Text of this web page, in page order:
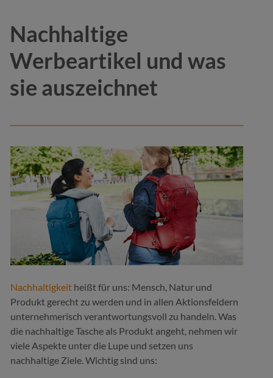
Farbe
dunkelgrün
marine
mittelgrau
schwarz
beige
gelb
marine
oliv
+ 1
Nachhaltige
Werbeartikel und was
sie auszeichnet
Nachhaltigkeit heißt für uns: Mensch, Natur und
Produkt gerecht zu werden und in allen Aktionsfeldern
unternehmerisch verantwortungsvoll zu handeln. Was
die nachhaltige Tasche als Produkt angeht, nehmen wir
viele Aspekte unter die Lupe und setzen uns
nachhaltige Ziele. Wichtig sind uns: